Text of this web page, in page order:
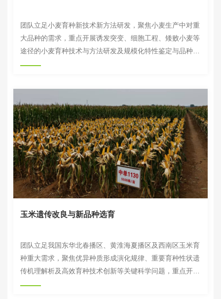
团队立足小麦育种新技术新方法研发，聚焦小麦生产中对重
大品种的需求，重点开展诱发突变、细胞工程、矮败小麦等
途径的小麦育种技术与方法研发及规模化特性鉴定与品种测
试网络建设，实现小麦育种材料创制与应用的新突破；选育
单产提升。
玉米遗传改良与新品种选育
团队立足我国东华北春播区、黄淮海夏播区及西南区玉米育
种重大需求，聚焦优异种质形成演化规律、重要育种性状遗
传机理解析及高效育种技术创新等关键科学问题，重点开展
种质资源引进鉴定与育种新基因挖掘、分子育种技术研发、